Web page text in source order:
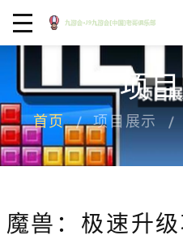
项
首页 项目展示
魔兽：极速升